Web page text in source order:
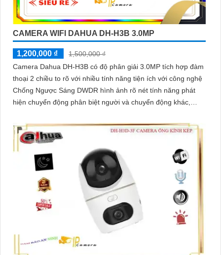
CAMERA WIFI DAHUA DH-H3B 3.0MP
1,200,000 ₫
1,500,000 ₫
Camera Dahua DH-H3B có độ phân giải 3.0MP tích hợp đàm
thoại 2 chiều to rõ với nhiều tính năng tiện ích với công nghệ
Chống Ngược Sáng DWDR hình ảnh rõ nét tính năng phát
hiện chuyển động phân biệt người và chuyển động khác,
sáng